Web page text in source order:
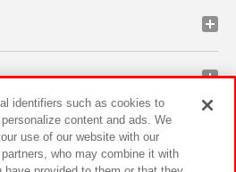
identifiers such as cookies to
content and ads. We
use of our website with our
who may combine it with